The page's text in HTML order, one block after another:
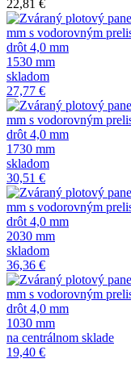
22,81 €
1530 mm
skladom
27,77 €
1730 mm
skladom
30,51 €
2030 mm
skladom
36,36 €
1030 mm
na centrálnom sklade
19,40 €